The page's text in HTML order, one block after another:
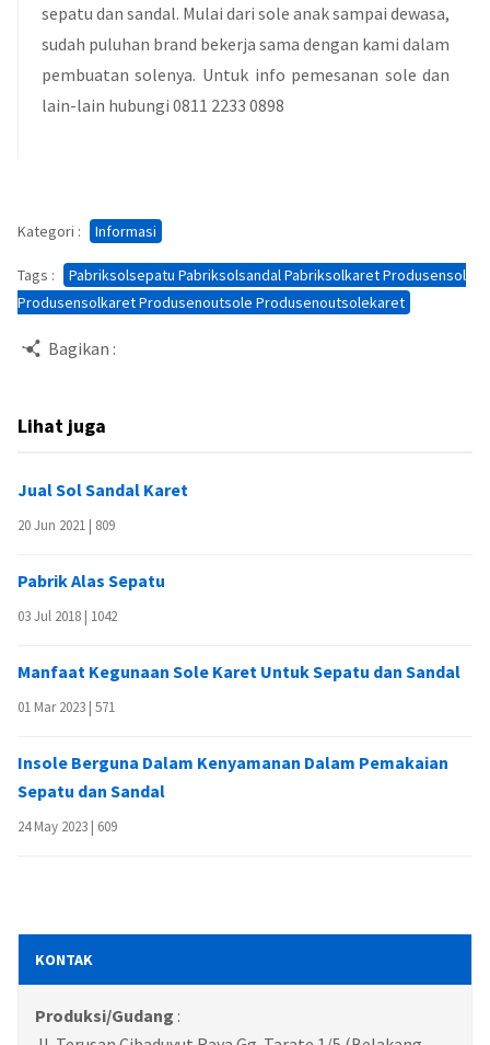
sepatu dan sandal. Mulai dari sole anak sampai dewasa,
sudah puluhan brand bekerja sama dengan kami dalam
pembuatan solenya. Untuk info pemesanan sole dan
lain-lain hubungi 0811 2233 0898
Kategori : Informasi
Tags :
Pabriksolsepatu Pabriksolsandal Pabriksolkaret Produsensol
Produsensolkaret Produsenoutsole Produsenoutsolekaret
Bagikan :
Lihat juga
Jual Sol Sandal Karet
20 Jun 2021 | 809
Pabrik Alas Sepatu
03 Jul 2018 | 1042
Manfaat Kegunaan Sole Karet Untuk Sepatu dan Sandal
01 Mar 2023 | 571
Insole Berguna Dalam Kenyamanan Dalam Pemakaian
Sepatu dan Sandal
24 May 2023 | 609
KONTAK
Produksi/Gudang :